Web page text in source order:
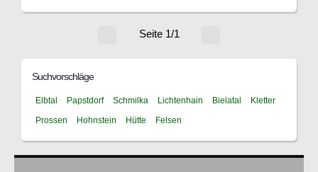
Seite 1/1
Suchvorschläge
Elbtal Papstdorf Schmilka Lichtenhain Bielatal
Kletter
Prossen
Hohnstein Hütte Felsen